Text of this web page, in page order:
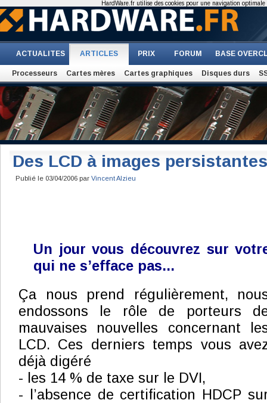
ACTUALITES ARTICLES PRIX FORUM BASE
Processeurs Cartes mères Cartes graphiques Disques durs
Des LCD à images
Publié le 03/04/2006 par Vincent Alzieu
Un jour vous découvrez sur
qui ne s’efface pas...
Ça nous prend régulièrement,
endossons le rôle de porteurs
mauvaises nouvelles concernant
LCD. Ces derniers temps vous
déjà digéré
- les 14 % de taxe sur le DVI,
- l’absence de certification HDCP
HardWare.fr utilise des cookies pour une navigation